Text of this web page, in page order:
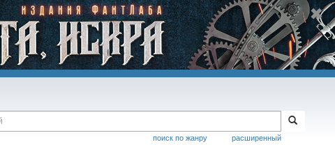
расширенный
поиск по жанру